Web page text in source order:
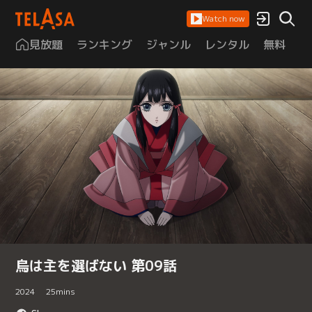
Watch now
見放題 ランキング ジャンル レンタル 無料
烏は主を選ばない 第09話
2024 25mins